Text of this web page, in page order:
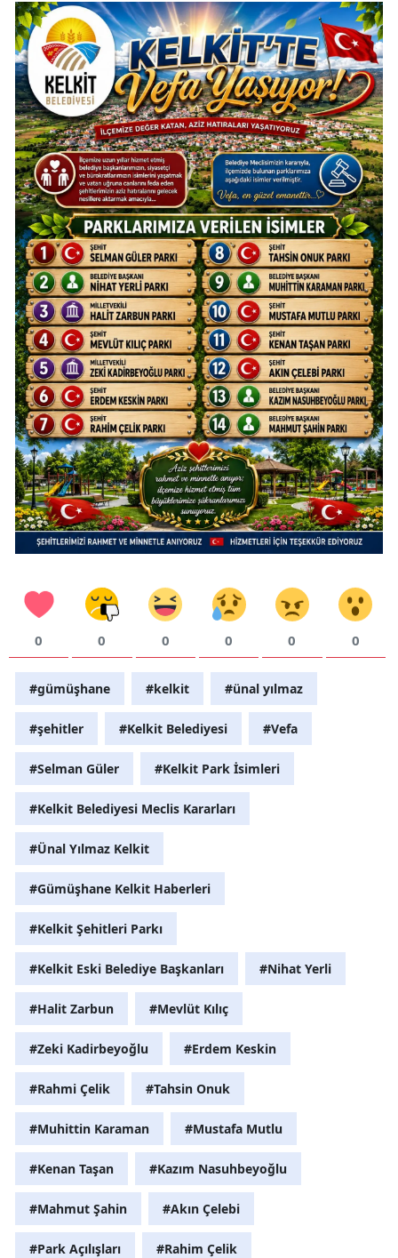
0 0 0 0 0 0
#gümüşhane #kelkit #ünal yılmaz
#şehitler #Kelkit Belediyesi #Vefa
#Selman Güler #Kelkit Park İsimleri
#Kelkit Belediyesi Meclis Kararları
#Ünal Yılmaz Kelkit
#Gümüşhane Kelkit Haberleri
#Kelkit Şehitleri Parkı
#Kelkit Eski Belediye Başkanları #Nihat Yerli
#Halit Zarbun #Mevlüt Kılıç
#Zeki Kadirbeyoğlu #Erdem Keskin
#Rahmi Çelik #Tahsin Onuk
#Muhittin Karaman #Mustafa Mutlu
#Kenan Taşan #Kazım Nasuhbeyoğlu
#Mahmut Şahin #Akın Çelebi
#Park Açılışları #Rahim Çelik